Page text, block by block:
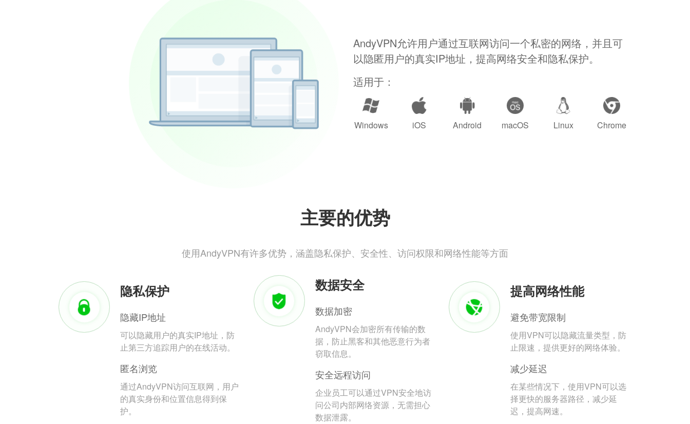
AndyVPN允许用户通过互联网访问一个私密的网络，并且可
以隐匿用户的真实IP地址，提高网络安全和隐私保护。
适用于：
Windows iOS Android macOS Linux Chrome
主要的优势
使用AndyVPN有许多优势，涵盖隐私保护、安全性、访问权限和网络性能等方面
隐私保护
隐藏IP地址
可以隐藏用户的真实IP地址，防
止第三方追踪用户的在线活动。
匿名浏览
通过AndyVPN访问互联网，用户
的真实身份和位置信息得到保
护。
数据安全
数据加密
AndyVPN会加密所有传输的数
据，防止黑客和其他恶意行为者
窃取信息。
安全远程访问
企业员工可以通过VPN安全地访
问公司内部网络资源，无需担心
数据泄露。
提高网络性能
避免带宽限制
使用VPN可以隐藏流量类型，防
止限速，提供更好的网络体验。
减少延迟
在某些情况下，使用VPN可以选
择更快的服务器路径，减少延
迟，提高网速。